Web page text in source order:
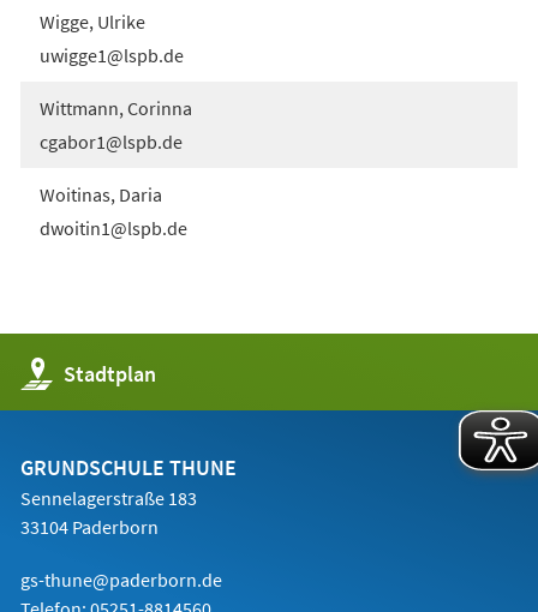
Wigge, Ulrike
uwigge1
lspb de
Wittmann, Corinna
cgabor1
lspb de
Woitinas, Daria
dwoitin1
lspb de
Stadtplan
(Öffnet
in
einem
Tab)
GRUNDSCHULE THUNE
Sennelagerstraße 183
33104 Paderborn
gs-thune@paderborn.de